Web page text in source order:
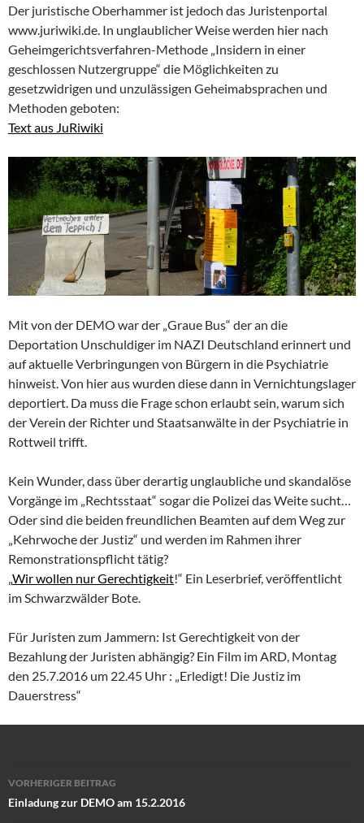
Der juristische Oberhammer ist jedoch das Juristenportal
www.juriwiki.de. In unglaublicher Weise werden hier nach
Geheimgerichtsverfahren-Methode „Insidern in einer
geschlossen Nutzergruppe“ die Möglichkeiten zu
gesetzwidrigen und unzulässigen Geheimabsprachen und
Methoden geboten:
Text aus JuRiwiki
Mit von der DEMO war der „Graue Bus“ der an die
Deportation Unschuldiger im NAZI Deutschland erinnert und
auf aktuelle Verbringungen von Bürgern in die Psychiatrie
hinweist. Von hier aus wurden diese dann in Vernichtungslager
deportiert. Da muss die Frage schon erlaubt sein, warum sich
der Verein der Richter und Staatsanwälte in der Psychiatrie in
Rottweil trifft.
Kein Wunder, dass über derartig unglaubliche und skandalöse
Vorgänge im „Rechtsstaat“ sogar die Polizei das Weite sucht…
Oder sind die beiden freundlichen Beamten auf dem Weg zur
„Kehrwoche der Justiz“ und werden im Rahmen ihrer
Remonstrationspflicht tätig?
„Wir wollen nur Gerechtigkeit!“ Ein Leserbrief, veröffentlicht
im Schwarzwälder Bote.
Für Juristen zum Jammern: Ist Gerechtigkeit von der
Bezahlung der Juristen abhängig? Ein Film im ARD, Montag
den 25.7.2016 um 22.45 Uhr : „Erledigt! Die Justiz im
Dauerstress“
Beitragsnavigation
VORHERIGER BEITRAG
Einladung zur DEMO am 15.2.2016